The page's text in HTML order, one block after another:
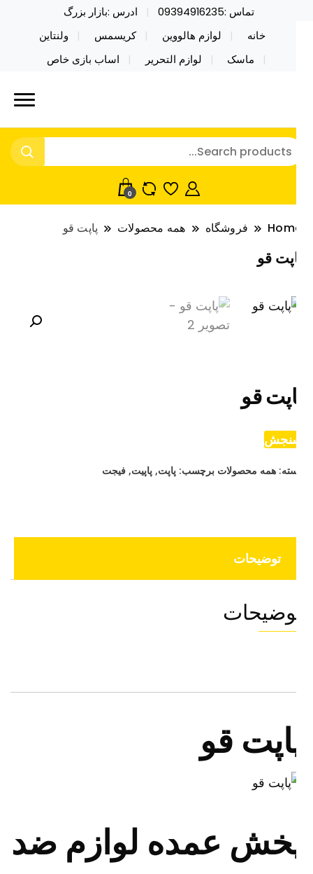
تماس :09394916235
ادرس :بازار بزرگ
خانه
لوازم هالووین کریسمس
ولنتاین
ماسک
لوازم التحریر اساب بازی خاص
تاین کادویی کریسمس اکسسوری
محصولات خاص فیجت اسباب بازی تراول ماگ نایکر
فروش عمده لوازم هالووین ولن تاین کادویی
اکسسوری ماسک در واردات مستقیم
0
فروشگاه همه محصولات پاپت قو
قو
قو
همه محصولات برچسب:پاپت,پاپیت,فیجت
توضیحات
قو
عمده لوازم ضد